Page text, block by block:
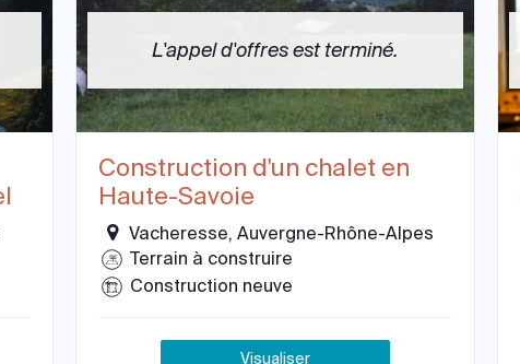
L'appel d'offres est terminé.
Construction d'un chalet en
Haute-Savoie
Vacheresse, Auvergne-Rhône-Alpes
Terrain à construire
Construction neuve
Visualiser